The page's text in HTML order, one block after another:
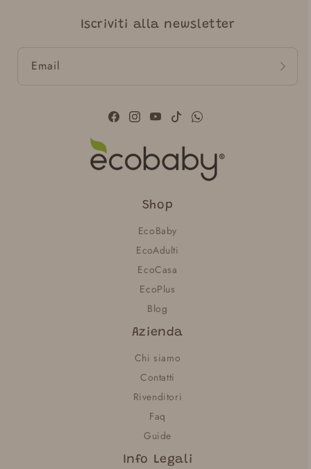
Shop
EcoBaby
EcoAdulti
EcoCasa
EcoPlus
Blog
Azienda
Chi siamo
Contatti
Rivenditori
Faq
Guide
Info Legali
Iscriviti alla newsletter
Email
Facebook
Instagram
YouTubeTikTokWhatsApp